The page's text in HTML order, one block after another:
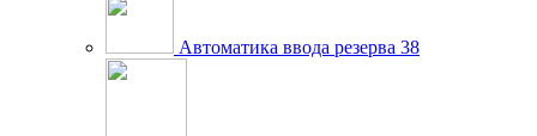
Автоматика ввода резерва 38